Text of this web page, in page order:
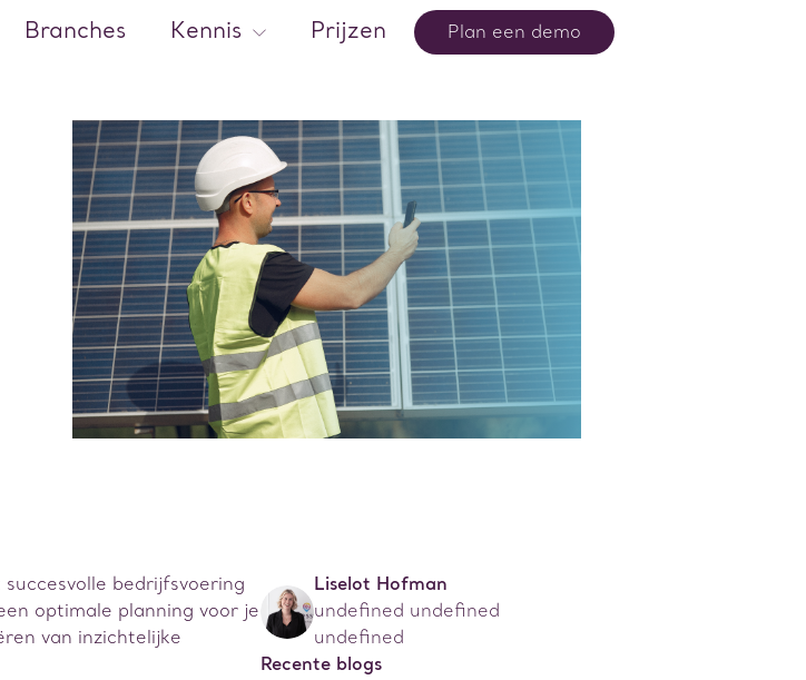
Branches Kennis  Prijzen Plan een demo
bedrijfsvoering
optimale planning voor je
van inzichtelijke
Liselot Hofman
undefined undefined
undefined
Recente blogs